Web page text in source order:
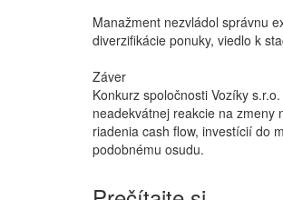
Manažment nezvládol správnu
diverzifikácie ponuky, viedlo k
Záver
Konkurz spoločnosti Vozíky
neadekvátnej reakcie na zmeny
riadenia cash flow, investícií do
podobnému osudu.